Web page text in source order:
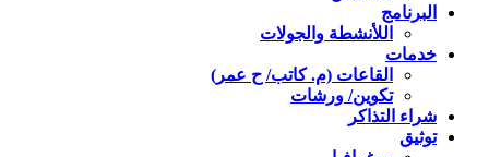
البرنامج
اللأنشطة والجولات
خدمات
القاعات (م. كاتب/ ح عمر)
تكوين/ ورشات
شراء التذاكر
توثيق